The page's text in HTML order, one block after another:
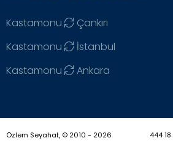
Kastamonu
Çankırı
Kastamonu
İstanbul
Kastamonu
Ankara
Özlem Seyahat, © 2010 - 2026
444